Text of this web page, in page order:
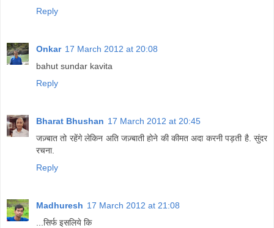
Reply
Onkar 17 March 2012 at 20:08
bahut sundar kavita
Reply
Bharat Bhushan 17 March 2012 at 20:45
जज़्बात तो रहेंगे लेकिन अति जज़्बाती होने की कीमत अदा करनी पड़ती है. सुंदर
रचना.
Reply
Madhuresh 17 March 2012 at 21:08
...सिर्फ इसलिये कि